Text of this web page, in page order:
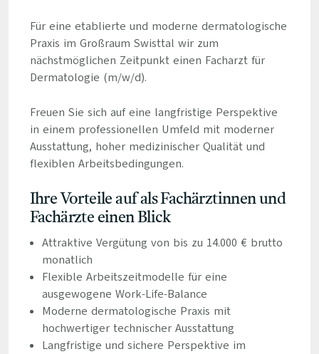
Für eine etablierte und moderne dermatologische
Praxis im Großraum Swisttal wir zum
nächstmöglichen Zeitpunkt einen Facharzt für
Dermatologie (m/w/d).
Freuen Sie sich auf eine langfristige Perspektive
in einem professionellen Umfeld mit moderner
Ausstattung, hoher medizinischer Qualität und
flexiblen Arbeitsbedingungen.
Ihre Vorteile auf als Fachärztinnen und
Fachärzte einen Blick
Attraktive Vergütung von bis zu 14.000 € brutto
monatlich
Flexible Arbeitszeitmodelle für eine
ausgewogene Work-Life-Balance
Moderne dermatologische Praxis mit
hochwertiger technischer Ausstattung
Langfristige und sichere Perspektive im